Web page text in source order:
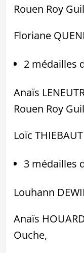
Rouen Roy
Floriane
2 médailles
Anaïs
Rouen Roy
Loïc
3 médailles
Louhann
Anaïs
Ouche,